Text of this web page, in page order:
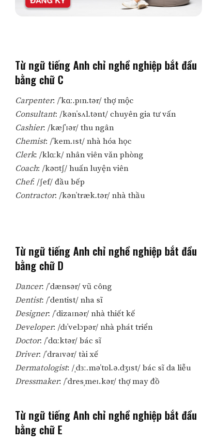
Từ ngữ tiếng Anh chỉ nghề nghiệp bắt đầu
bằng chữ C
Carpenter: /ˈkɑː.pɪn.tər/ thợ mộc
Consultant: /kənˈsʌl.tənt/ chuyên gia tư vấn
Cashier: /kæʃˈɪər/ thu ngân
Chemist: /ˈkem.ɪst/ nhà hóa học
Clerk: /klɑːk/ nhân viên văn phòng
Coach: /kəʊtʃ/ huấn luyện viên
Chef: /ʃef/ đầu bếp
Contractor: /kənˈtræk.tər/ nhà thầu
Từ ngữ tiếng Anh chỉ nghề nghiệp bắt đầu
bằng chữ D
Dancer: /ˈdænsər/ vũ công
Dentist: /ˈdentist/ nha sĩ
Designer: /ˈdizaɪnər/ nhà thiết kế
Developer: /dɪˈvelɔpər/ nhà phát triển
Doctor: /ˈdɑːktər/ bác sĩ
Driver: /ˈdraɪvər/ tài xế
Dermatologist: /ˌdɜː.məˈtɒl.ə.dʒɪst/ bác sĩ da liễu
Dressmaker: /ˈdresˌmeɪ.kər/ thợ may đồ
Từ ngữ tiếng Anh chỉ nghề nghiệp bắt đầu
bằng chữ E